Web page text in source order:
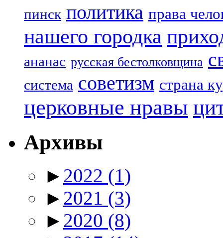
пинск политика права
нашего городка
ананас русская бестолковщина
система советизм страна
церковные нравы
Архивы
► 2022 (1)
► 2021 (3)
► 2020 (8)